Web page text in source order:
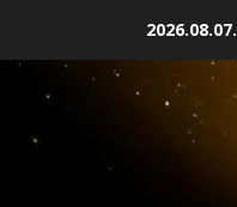
content
2026.08.07.